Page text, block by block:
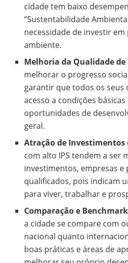
cidade tem baixo
“Sustentabilidade
necessidade de investir
ambiente.
Melhoria da Qualidade de
melhorar o progresso
garantir que todos os seus
acesso a condições básicas
oportunidades de
geral.
Atração de Investimentos
com alto IPS tendem a ser
investimentos, empresas e
qualificados, pois indicam
para viver, trabalhar e
Comparação e
a cidade se compare com
nacional quanto
boas práticas e áreas de